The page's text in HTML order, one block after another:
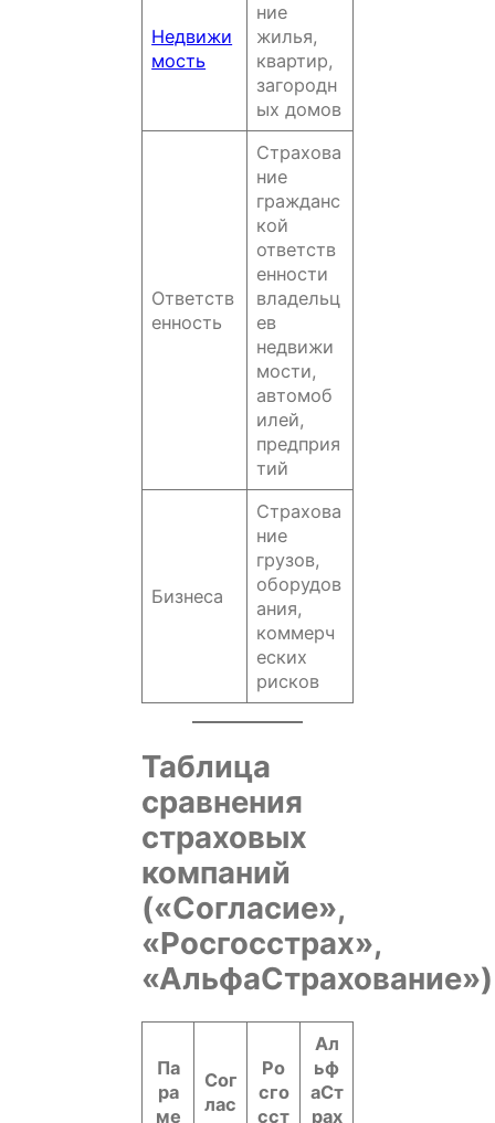
Недвижи
мость
ние
жилья,
квартир,
загородн
ых домов
Ответств
енность
Страхова
ние
гражданс
кой
ответств
енности
владельц
ев
недвижи
мости,
автомоб
илей,
предприя
тий
Бизнеса
Страхова
ние
грузов,
оборудов
ания,
коммерч
еских
рисков
Таблица
сравнения
страховых
компаний
(«Согласие»,
«Росгосстрах»,
«АльфаСтрахование»)
Па
ра
ме
Сог
лас
Ро
сго
сст
Ал
ьф
аСт
рах